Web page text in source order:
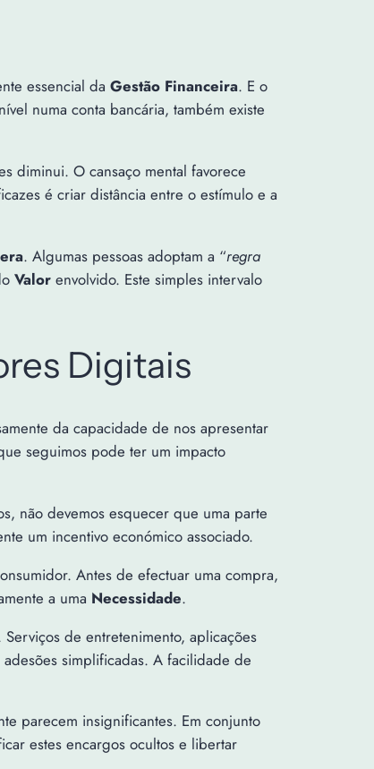
essencial da Gestão Financeira. E o
numa conta bancária, também existe
diminui. O cansaço mental favorece
é criar distância entre o estímulo e a
. Algumas pessoas adoptam a “regra
Valor envolvido. Este simples intervalo
Digitais
da capacidade de nos apresentar
seguimos pode ter um impacto
não devemos esquecer que uma parte
um incentivo económico associado.
Antes de efectuar uma compra,
a uma Necessidade.
Serviços de entretenimento, aplicações
simplificadas. A facilidade de
parecem insignificantes. Em conjunto
estes encargos ocultos e libertar